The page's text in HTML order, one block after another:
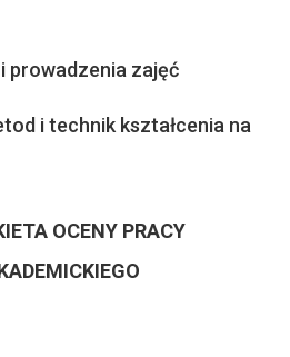
prowadzenia zajęć
i technik kształcenia na
OCENY PRACY